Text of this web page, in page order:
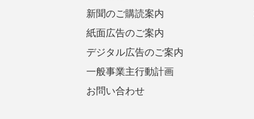
新聞のご購読案内
紙面広告のご案内
デジタル広告のご案内
一般事業主行動計画
お問い合わせ